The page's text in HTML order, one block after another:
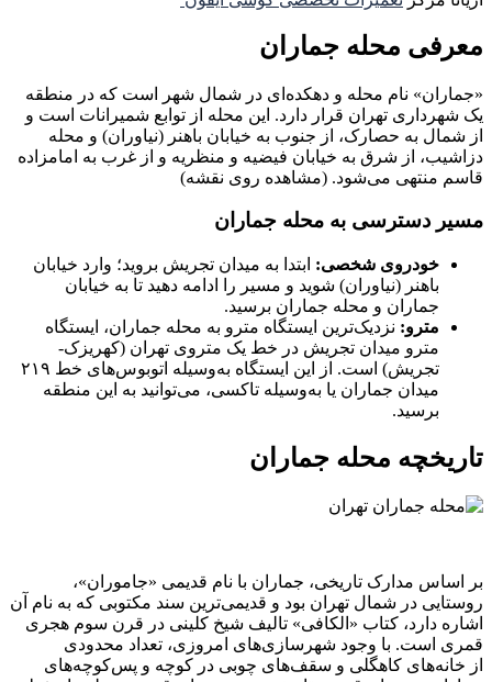
معرفی محله جماران
«جماران» نام محله و دهکده‌ای در شمال شهر است که در منطقه
یک شهرداری تهران قرار دارد. این محله از توابع شمیرانات است و
از شمال به حصارک، از جنوب به خیابان باهنر (نیاوران) و محله
دزاشیب، از شرق به خیابان فیضیه و منظریه و از غرب به امامزاده
قاسم منتهی می‌شود. (مشاهده روی نقشه)
مسیر دسترسی به محله جماران
خودروی شخصی: ابتدا به میدان تجریش بروید؛ وارد خیابان
باهنر (نیاوران) شوید و مسیر را ادامه دهید تا به خیابان
جماران و محله جماران برسید.
مترو: نزدیک‌ترین ایستگاه مترو به محله جماران، ایستگاه
مترو میدان تجریش در خط یک متروی تهران (کهریزک-
تجریش) است. از این ایستگاه به‌وسیله اتوبوس‌های خط ۲۱۹
میدان جماران یا به‌وسیله تاکسی، می‌توانید به این منطقه
برسید.
تاریخچه محله جماران
بر اساس مدارک تاریخی، جماران با نام قدیمی «جاموران»،
روستایی در شمال تهران بود و قدیمی‌ترین سند مکتوبی که به نام آن
اشاره دارد، کتاب «الکافی» تالیف شیخ کلینی در قرن سوم هجری
قمری است. با وجود شهرسازی‌های امروزی، تعداد محدودی
از خانه‌های كاهگلی و سقف‌های چوبی در کوچه و پس‌کوچه‌های